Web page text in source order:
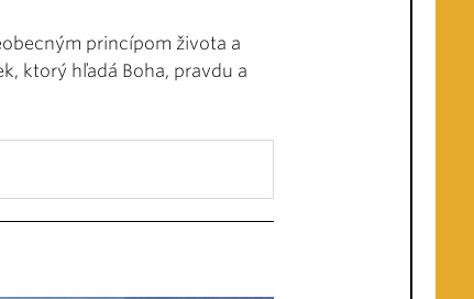
princípom života a
ktorý hľadá Boha, pravdu a